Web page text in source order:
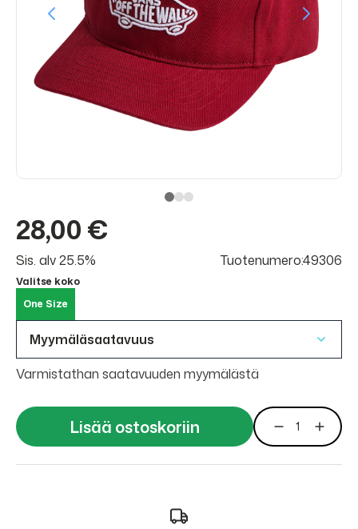
28,00 €
Sis. alv 25.5% Tuotenumero:49306
Valitse koko
One Size
Myymäläsaatavuus
Varmistathan saatavuuden myymälästä
Lisää ostoskoriin